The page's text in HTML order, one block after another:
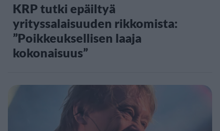
KRP tutki epäiltyä
yrityssalaisuuden rikkomista:
”Poikkeuksellisen laaja
kokonaisuus”